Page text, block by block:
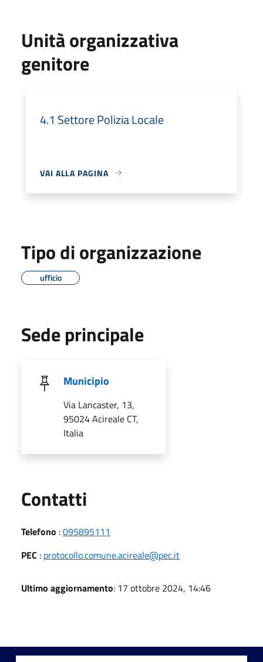
Unità organizzativa
genitore
4.1 Settore Polizia Locale
VAI ALLA PAGINA
Tipo di organizzazione
ufficio
Sede principale
Municipio
Via Lancaster, 13,
95024 Acireale CT,
Italia
Contatti
Telefono :095895111
PEC : protocollo.comune.acireale@pec.it
Ultimo aggiornamento: 17 ottobre 2024, 14:46